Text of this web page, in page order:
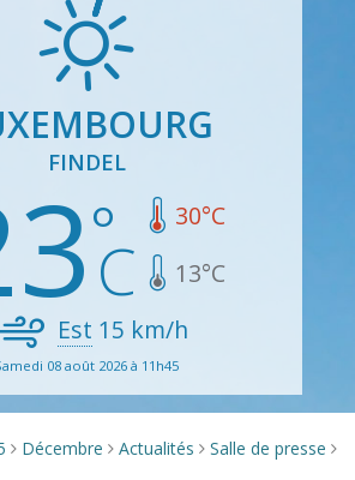
FINDEL
30°C
13°C
Est 15 km/h
08 août 2026 à 11h45
> Décembre > Actualités > Salle de presse >